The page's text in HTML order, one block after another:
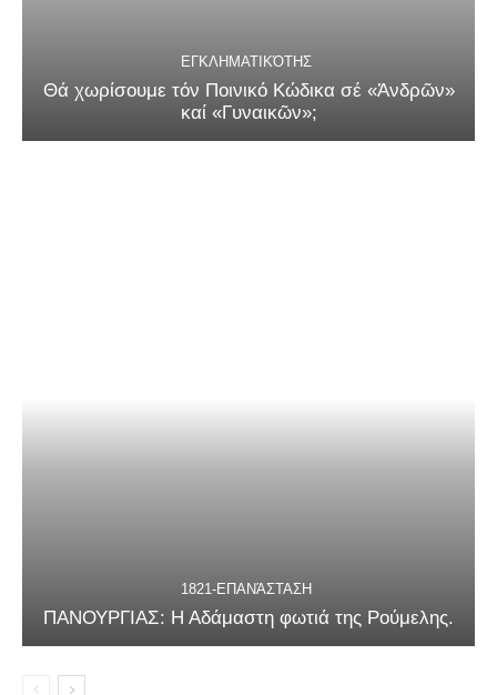
ΕΓΚΛΗΜΑΤΙΚΌΤΗΣ
Θά χωρίσουμε τόν Ποινικό Κώδικα σέ «Ἀνδρῶν»
καί «Γυναικῶν»;
1821-ΕΠΑΝΆΣΤΑΣΗ
ΠΑΝΟΥΡΓΙΑΣ: Η Αδάμαστη φωτιά της Ρούμελης.